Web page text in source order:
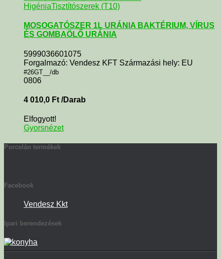
HigéniaTisztítószerek (T10)
MOSOGATÓSZER 1L URÁNIA BAKTÉRIUM, VÍRUS
ÉS GOMBAÖLŐ URÁNIA
5999036601075
Forgalmazó: Vendesz KFT Származási hely: EU
#26GT__/db
0806
4 010,0 Ft /Darab
Elfogyott!
Gyorsnézet
Porcelán termékek
Facebook
Vendesz Kkt
Ipari berendezések